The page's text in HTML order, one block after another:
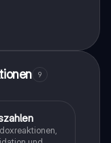
der
9